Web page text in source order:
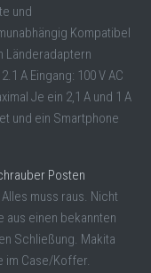
und
Kompatibel
Länderadaptern
A Eingang: 100 V AC
Je ein 2,1 A und 1 A
und ein Smartphone
Posten
Alles muss raus. Nicht
aus einen bekannten
Schließung. Makita
im Case/Koffer.